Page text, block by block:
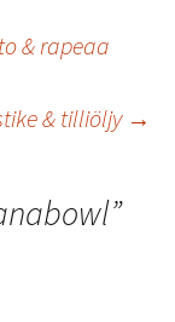
& rapeaa
& tilliöljy →
”